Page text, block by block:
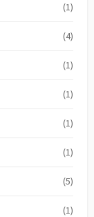
(1)
(4)
(1)
(1)
(1)
(1)
(5)
(1)